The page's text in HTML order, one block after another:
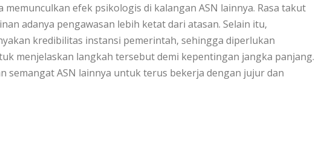
efek psikologis di kalangan ASN lainnya. Rasa takut
adanya pengawasan lebih ketat dari atasan. Selain itu,
kredibilitas instansi pemerintah, sehingga diperlukan
menjelaskan langkah tersebut demi kepentingan jangka panjang.
semangat ASN lainnya untuk terus bekerja dengan jujur dan